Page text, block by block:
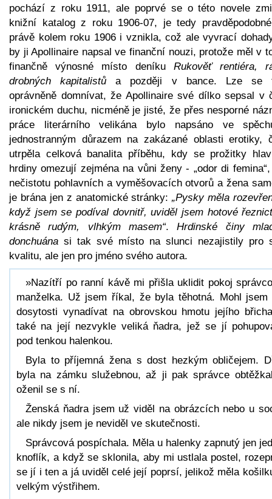
pochází z roku 1911, ale poprvé se o této novele
knižní katalog z roku 1906-07, je tedy
právě kolem roku 1906 i vznikla, což ale vyvrací
by ji Apollinaire napsal ve finanční nouzi, protože měl v
finančně výnosné místo deníku Rukověť rentiéra,
drobných kapitalistů a později v bance. Lze se
oprávněně domnívat, že Apollinaire své dílko sepsal v
ironickém duchu, nicméně je jisté, že přes nesporné
práce literárního velikána bylo napsáno ve
jednostranným důrazem na zakázané oblasti erotiky,
utrpěla celková banalita příběhu, kdy se prožitky
hrdiny omezují zejména na vůni ženy - „odor di
nečistotu pohlavních a vyměšovacích otvorů a žena
je brána jen z anatomické stránky:„Pysky měla
když jsem se podíval dovnitř, uviděl jsem hotové
krásně rudým, vlhkým masem“.Hrdinské činy
donchuána si tak své místo na slunci nezajistily pro
kvalitu, ale jen pro jméno svého autora.
»Nazítří po ranní kávě mi přišla uklidit pokoj
manželka. Už jsem říkal, že byla těhotná. Mohl jsem
dosytosti vynadívat na obrovskou hmotu jejího
také na její nezvykle veliká ňadra, jež se jí
pod tenkou halenkou.
Byla to příjemná žena s dost hezkým obličejem.
byla na zámku služebnou, až ji pak správce
oženil se s ní.
Ženská ňadra jsem už viděl na obrázcích nebo u
ale nikdy jsem je neviděl ve skutečnosti.
Správcová pospíchala. Měla u halenky zapnutý jen
knoflík, a když se sklonila, aby mi ustlala postel,
se jí i ten a já uviděl celé její poprsí, jelikož měla
velkým výstřihem.